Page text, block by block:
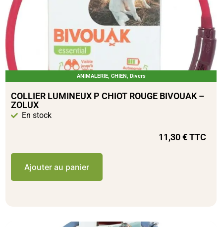
ANIMALERIE, CHIEN, Divers
COLLIER LUMINEUX P CHIOT ROUGE BIVOUAK –
ZOLUX
En stock
11,30€TTC
Ajouter au panier